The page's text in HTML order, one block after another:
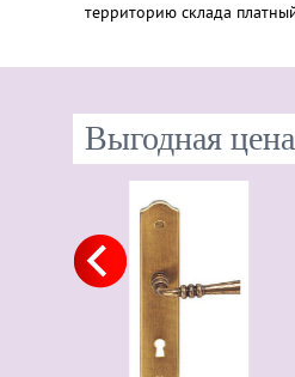
территорию склада
Выгодная цена